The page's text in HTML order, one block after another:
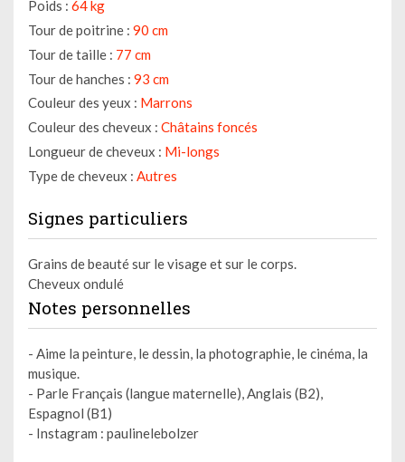
Poids : 64 kg
Tour de poitrine : 90 cm
Tour de taille : 77 cm
Tour de hanches : 93 cm
Couleur des yeux : Marrons
Couleur des cheveux : Châtains foncés
Longueur de cheveux : Mi-longs
Type de cheveux : Autres
Signes particuliers
Grains de beauté sur le visage et sur le corps.
Cheveux ondulé
Notes personnelles
- Aime la peinture, le dessin, la photographie, le cinéma, la
musique.
- Parle Français (langue maternelle), Anglais (B2),
Espagnol (B1)
- Instagram : paulinelebolzer